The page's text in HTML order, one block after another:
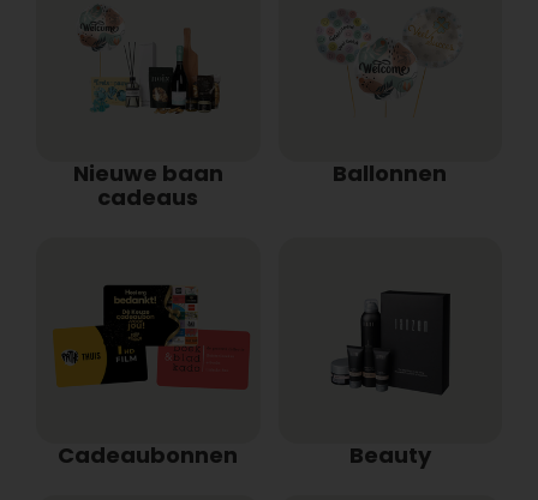
Nieuwe baan
cadeaus
Ballonnen
Cadeaubonnen Beauty